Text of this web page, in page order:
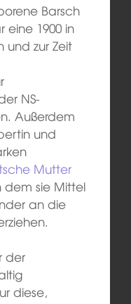
Barsch
eine 1900 in
und zur Zeit
NS-
Außerdem
und
Mutter
dem sie Mittel
an die
der
diese,